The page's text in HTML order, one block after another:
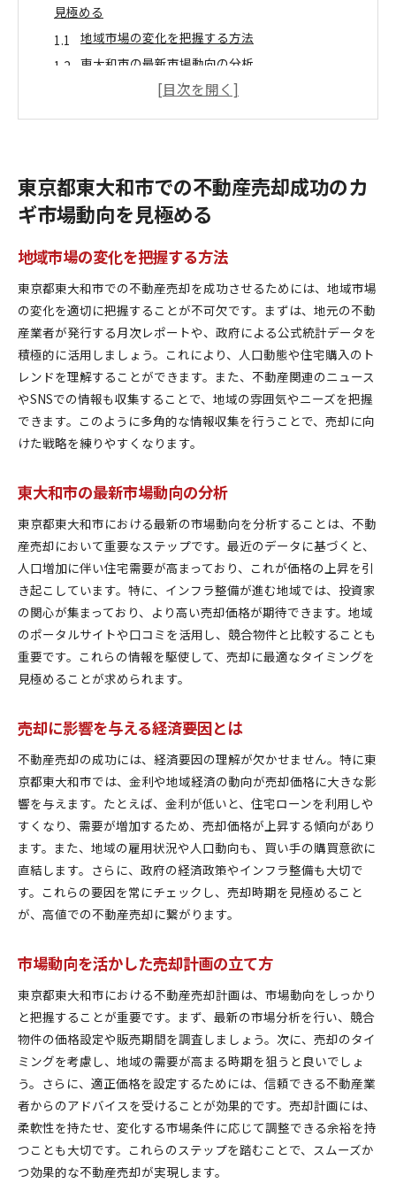
見極める
地域市場の変化を把握する方法
東大和市の最新市場動向の分析
売却に影響を与える経済要因とは
地域のトレンドを活かして不動産売却を有利に進めよ
う
トレンドに合わせたプロモーション戦略
買い手のニーズに応じた物件の魅せ方
地域の強みを活かした売却ポイント
トレンド分析による価格戦略の策定
地域イベントとの連携で売却を促進
適正価格設定の重要性売却を左右するポイント
市場価格と物件の価値を正しく評価
価格設定の基本とその影響
適正価格を設定するためのツール活用
価格交渉を成功させるためのポイント
価格調整のタイミングとその効果
信頼できる不動産会社の選び方地域密着のサービスを
活用
評判を確認するための情報収集法
地域密着型不動産会社の利点とは
信頼できるエージェントの見極め方
契約前に確認すべき重要事項
効果的な広告戦略で不動産売却の成功率をアップ
オンライン広告活用の基本
物件写真と動画の効果的な利用法
ターゲティング広告で買い手にアピール
SNSを活用したプロモーション戦略
オープンハウスでの効果的なアプローチ
情報収集と計画立案で納得のいく不動産売却を実現
計画立案に役立つリサーチ方法
売却計画を成功させるためのチェックリスト
情報収集に役立つリソースの活用法
売却日程の設定とスケジュール管理
計画的なステップでの売却成功事例
東京都東大和市の不動産市場動向最新情報をチェック
最新データを活用した市場分析
東京都東大和市での不動産売却成功のカ
ギ市場動向を見極める
地域市場の変化を把握する方法
東京都東大和市での不動産売却を成功させるためには、地域市場
の変化を適切に把握することが不可欠です。まずは、地元の不動
産業者が発行する月次レポートや、政府による公式統計データを
積極的に活用しましょう。これにより、人口動態や住宅購入のト
レンドを理解することができます。また、不動産関連のニュース
やSNSでの情報も収集することで、地域の雰囲気やニーズを把握
できます。このように多角的な情報収集を行うことで、売却に向
けた戦略を練りやすくなります。
東大和市の最新市場動向の分析
東京都東大和市における最新の市場動向を分析することは、不動
産売却において重要なステップです。最近のデータに基づくと、
人口増加に伴い住宅需要が高まっており、これが価格の上昇を引
き起こしています。特に、インフラ整備が進む地域では、投資家
の関心が集まっており、より高い売却価格が期待できます。地域
のポータルサイトや口コミを活用し、競合物件と比較することも
重要です。これらの情報を駆使して、売却に最適なタイミングを
見極めることが求められます。
売却に影響を与える経済要因とは
不動産売却の成功には、経済要因の理解が欠かせません。特に東
京都東大和市では、金利や地域経済の動向が売却価格に大きな影
響を与えます。たとえば、金利が低いと、住宅ローンを利用しや
すくなり、需要が増加するため、売却価格が上昇する傾向があり
ます。また、地域の雇用状況や人口動向も、買い手の購買意欲に
直結します。さらに、政府の経済政策やインフラ整備も大切で
す。これらの要因を常にチェックし、売却時期を見極めること
が、高値での不動産売却に繋がります。
市場動向を活かした売却計画の立て方
東京都東大和市における不動産売却計画は、市場動向をしっかり
と把握することが重要です。まず、最新の市場分析を行い、競合
物件の価格設定や販売期間を調査しましょう。次に、売却のタイ
ミングを考慮し、地域の需要が高まる時期を狙うと良いでしょ
う。さらに、適正価格を設定するためには、信頼できる不動産業
者からのアドバイスを受けることが効果的です。売却計画には、
柔軟性を持たせ、変化する市場条件に応じて調整できる余裕を持
つことも大切です。これらのステップを踏むことで、スムーズか
つ効果的な不動産売却が実現します。